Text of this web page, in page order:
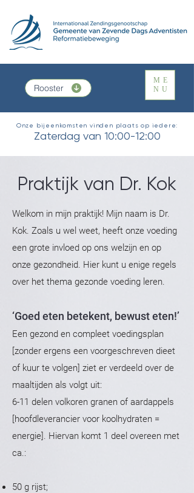
Rooster
ME
NU
Onze bijeenkomsten vinden plaats op iedere:
Zaterdag van 10:00-12:00
Praktijk van Dr. Kok
Welkom in mijn praktijk! Mijn naam is Dr.
Kok. Zoals u wel weet, heeft onze voeding
een grote invloed op ons welzijn en op
onze gezondheid. Hier kunt u enige regels
over het thema gezonde voeding leren.
‘Goed eten betekent, bewust eten!’
Een gezond en compleet voedingsplan
[zonder ergens een voorgeschreven dieet
of kuur te volgen] ziet er verdeeld over de
maaltijden als volgt uit:
6-11 delen volkoren granen of aardappels
[hoofdleverancier voor koolhydraten =
energie]. Hiervan komt 1 deel overeen met
ca.:
50 g rijst;